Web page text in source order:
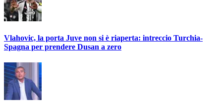
Vlahovic, la porta Juve non si è riaperta: intreccio Turchia-
Spagna per prendere Dusan a zero